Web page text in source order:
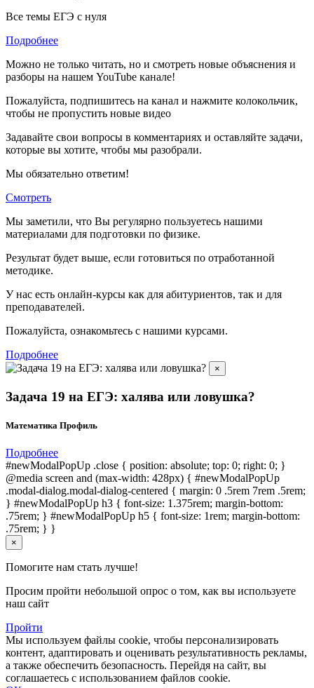
Все темы ЕГЭ с нуля
Подробнее
Можно не только читать, но и смотреть новые объяснения и
разборы на нашем YouTube канале!
Пожалуйста, подпишитесь на канал и нажмите колокольчик,
чтобы не пропустить новые видео
Задавайте свои вопросы в комментариях и оставляйте задачи,
которые вы хотите, чтобы мы разобрали.
Мы обязательно ответим!
Смотреть
Мы заметили, что Вы регулярно пользуетесь нашими
материалами для подготовки по физике.
Результат будет выше, если готовиться по отработанной
методике.
У нас есть онлайн-курсы как для абитуриентов, так и для
преподавателей.
Пожалуйста, ознакомьтесь с нашими курсами.
Подробнее
×
Задача 19 на ЕГЭ: халява или ловушка?
Математика Профиль
Подробнее
#newModalPopUp .close { position: absolute; top: 0; right: 0; }
@media screen and (max-width: 428px) { #newModalPopUp
.modal-dialog.modal-dialog-centered { margin: 0 .5rem 7rem .5rem;
} #newModalPopUp h3 { font-size: 1.375rem; margin-bottom:
.75rem; } #newModalPopUp h5 { font-size: 1rem; margin-bottom:
.75rem; } }
×
Помогите нам стать лучше!
Просим пройти небольшой опрос о том, как вы используете
наш сайт
Пройти
Мы используем файлы cookie, чтобы персонализировать
контент, адаптировать и оценивать результативность рекламы,
а также обеспечить безопасность. Перейдя на сайт, вы
соглашаетесь с использованием файлов cookie.